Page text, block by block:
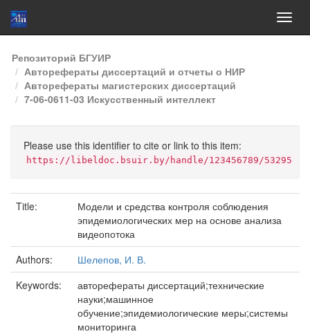
Skip
navigation
Репозиторий БГУИР
Авторефераты диссертаций и отчеты о НИР
Авторефераты магистерских диссертаций
7-06-0611-03 Искусственный интеллект
Please use this identifier to cite or link to this item:
https://libeldoc.bsuir.by/handle/123456789/53295
Title:
Модели и средства контроля соблюдения
эпидемиологических мер на основе анализа
видеопотока
Authors:
Шелепов, И. В.
Keywords:
авторефераты диссертаций;технические
науки;машинное
обучение;эпидемиологические меры;системы
мониторинга